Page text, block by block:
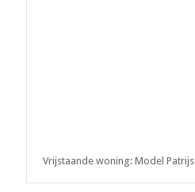
Vrijstaande woning: Model Patrijs